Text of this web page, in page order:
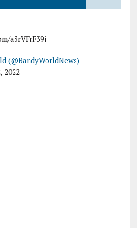
a3rVFrF39i
(@BandyWorldNews)
2022